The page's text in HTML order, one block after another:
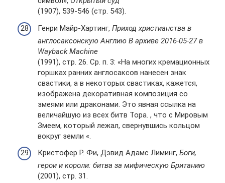
(1907), 539-546 (стр. 543).
Генри Майр-Хартинг, Приход христианства в
англосаксонскую Англию В архиве 2016-05-27 в
Wayback Machine
(1991), стр. 26. Ср. п. 3: «На многих кремационных
горшках ранних англосаксов нанесен знак
свастики, а в некоторых свастиках, кажется,
изображена декоративная композиция со
змеями или драконами. Это явная ссылка на
величайшую из всех битв Тора. , что с Мировым
Змеем, который лежал, свернувшись кольцом
вокруг земли «.
Кристофер Р. Фи, Дэвид Адамс Лиминг, Боги,
герои и короли: битва за мифическую Британию
(2001), стр. 31.